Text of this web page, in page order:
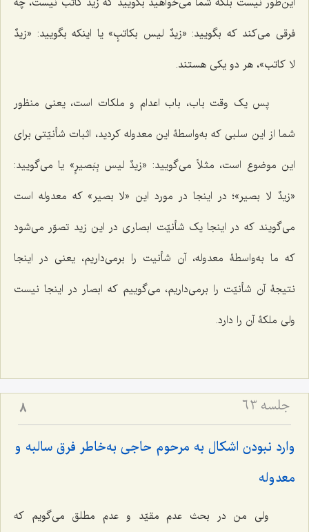
فرقی می‌کند که بگویید: «زیدٌ لیس بکاتبٍ» یا اینکه بگویید: «زیدٌ
لا کاتب»، هر دو یکی هستند.
پس یک وقت باب، باب اعدام و ملکات است، یعنی منظور
شما از این سلبی که به‌واسطۀ این معدوله کردید، اثبات شأنیّتی برای
این موضوع است، مثلاً می‌گویید: «زیدٌ لیس بِبَصیرٍ» یا می‌گویید:
«زیدٌ لا بصیر»؛ در اینجا در مورد این «لا بصیر » که معدوله است
می‌گویند که در اینجا یک شأنیّت ابصاری در این زید تصوّر می‌شود
که ما به‌واسطۀ معدوله، آن شأنیت را برمی‌داریم، یعنی در اینجا
نتیجۀ آن شأنیّت را برمی‌داریم، می‌گوییم که ابصار در اینجا نیست
ولی ملکۀ آن را دارد.
جلسه ۶۳ 8
وارد نبودن اشکال به مرحوم حاجی به‌خاطر فرق سالبه و
معدوله
ولی من در بحث عدم مقیّد و عدم مطلق می‌گویم که